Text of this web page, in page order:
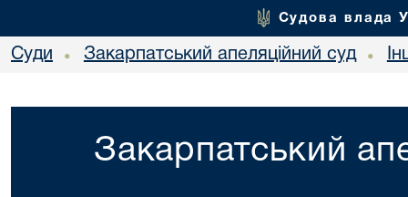
Судова влада
Суди • Закарпатський апеляційний суд •
Закарпатський